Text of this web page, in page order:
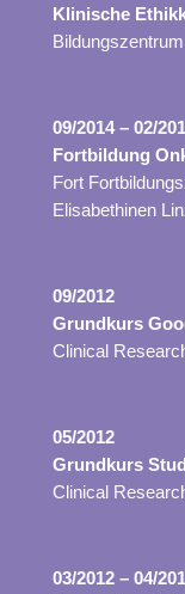
Klinische
09/2014 – 02/
Fortbildung
Fort
Elisabethinen
09/2012
Grundkurs
Clinical
05/2012
Grundkurs
Clinical
03/2012 – 04/